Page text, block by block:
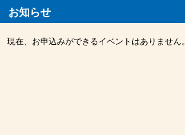
お知らせ
現在、お申込みができるイベントはありません。